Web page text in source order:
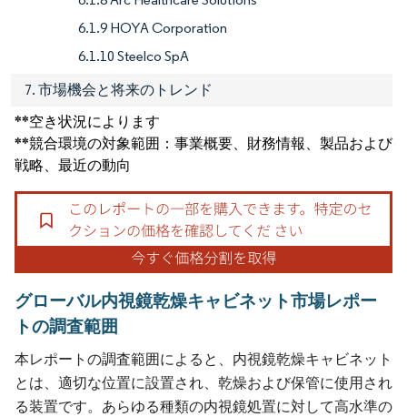
6.1.9 HOYA Corporation
6.1.10 Steelco SpA
7. 市場機会と将来のトレンド
**空き状況によります
**競合環境の対象範囲：事業概要、財務情報、製品および
戦略、最近の動向
グローバル内視鏡乾燥キャビネット市場レポー
トの調査範囲
本レポートの調査範囲によると、内視鏡乾燥キャビネット
とは、適切な位置に設置され、乾燥および保管に使用され
る装置です。あらゆる種類の内視鏡処置に対して高水準の